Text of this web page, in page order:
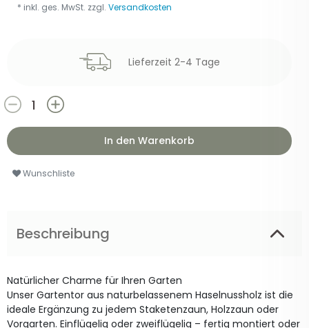
Lieferzeit 2-4 Tage
In den Warenkorb
Wunschliste
* inkl. ges. MwSt. zzgl. Versandkosten
Beschreibung
Natürlicher Charme für Ihren Garten
Unser Gartentor aus naturbelassenem Haselnussholz ist die
ideale Ergänzung zu jedem Staketenzaun, Holzzaun oder
Vorgarten. Einflügelig oder zweiflügelig – fertig montiert oder